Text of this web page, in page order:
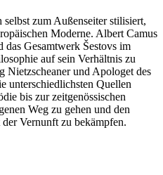
zum Außenseiter stilisiert,
Moderne. Albert Camus
das Gesamtwerk Šestovs im
auf sein Verhältnis zu
Nietzscheaner und Apologet des
unterschiedlichsten Quellen
bis zur zeitgenössischen
Weg zu gehen und den
Vernunft zu bekämpfen.